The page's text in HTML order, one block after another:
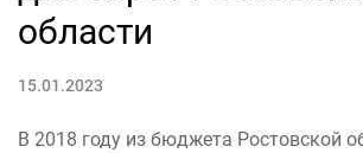
области
15.01.2023
В 2018 году из бюджета Ростовской